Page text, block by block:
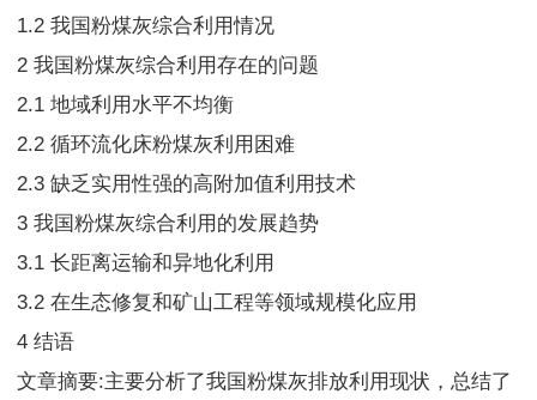
1.2 我国粉煤灰综合利用情况
2 我国粉煤灰综合利用存在的问题
2.1 地域利用水平不均衡
2.2 循环流化床粉煤灰利用困难
2.3 缺乏实用性强的高附加值利用技术
3 我国粉煤灰综合利用的发展趋势
3.1 长距离运输和异地化利用
3.2 在生态修复和矿山工程等领域规模化应用
4 结语
文章摘要:主要分析了我国粉煤灰排放利用现状，总结了